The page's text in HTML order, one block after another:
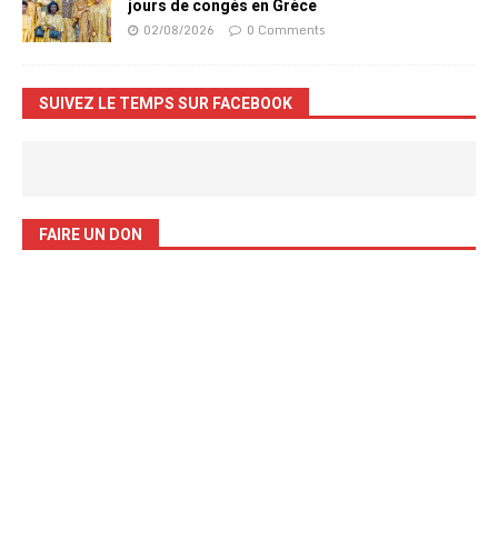
jours de congés en Grèce
02/08/2026 0 Comments
SUIVEZ LE TEMPS SUR FACEBOOK
FAIRE UN DON